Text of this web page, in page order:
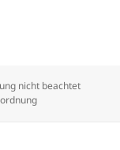
nicht beachtet